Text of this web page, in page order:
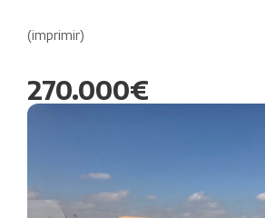
(imprimir)
270.000€